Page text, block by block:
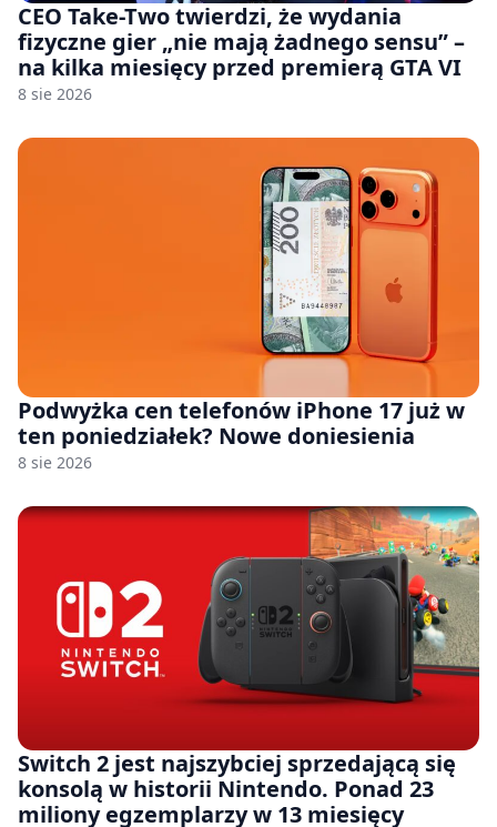
CEO Take-Two twierdzi, że wydania
fizyczne gier „nie mają żadnego sensu” –
na kilka miesięcy przed premierą GTA VI
8 sie 2026
Podwyżka cen telefonów iPhone 17 już w
ten poniedziałek? Nowe doniesienia
8 sie 2026
Switch 2 jest najszybciej sprzedającą się
konsolą w historii Nintendo. Ponad 23
miliony egzemplarzy w 13 miesięcy